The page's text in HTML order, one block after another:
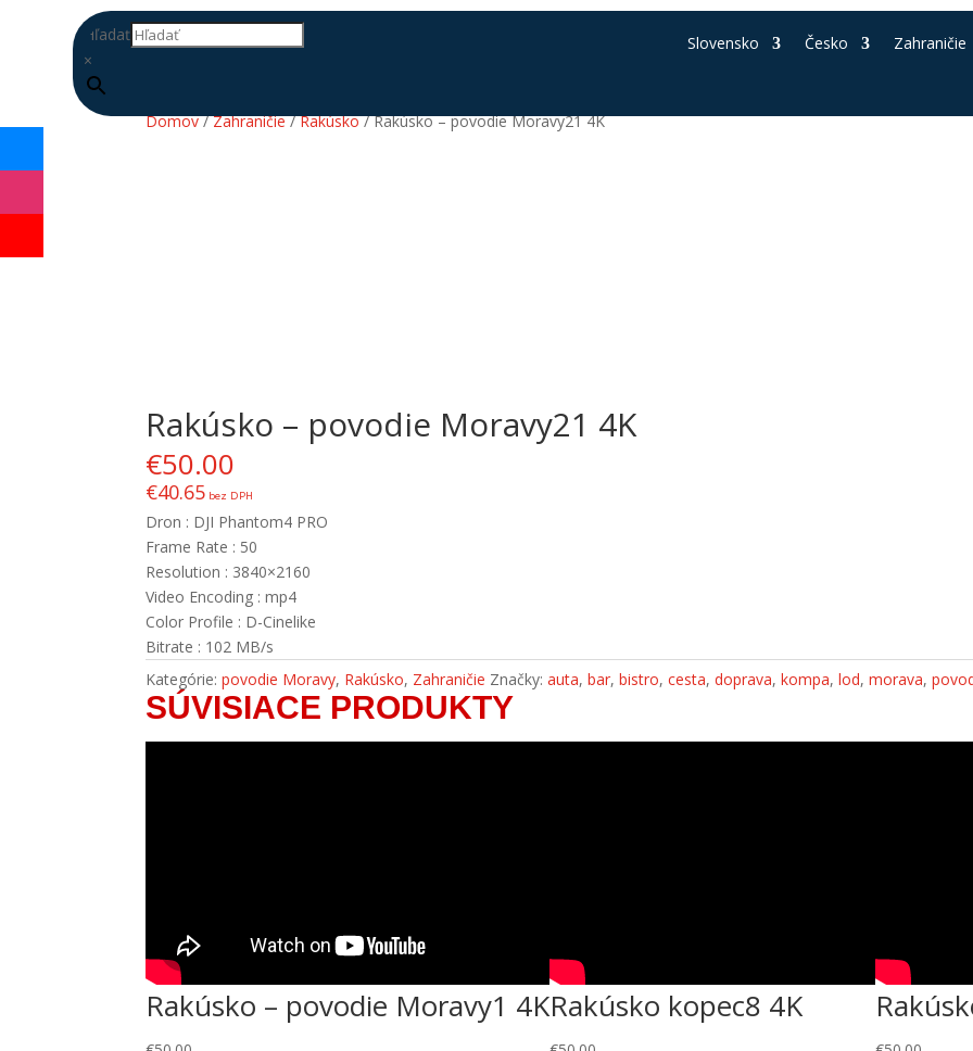
Hľadať
×
Slovensko Česko Zahraničie
Domov/Zahraničie/Rakúsko/ Rakúsko – povodie Moravy21 4K
Rakúsko – povodie Moravy21 4K
€50.00
€40.65 bez DPH
Dron : DJI Phantom4 PRO
Frame Rate : 50
Resolution : 3840×2160
Video Encoding : mp4
Color Profile : D-Cinelike
Bitrate : 102 MB/s
Kategórie:povodie Moravy, Rakúsko, Zahraničie Značky:auta,bar,bistro,cesta,doprava,kompa,lod,morava,
SÚVISIACE PRODUKTY
Rakúsko – povodie Moravy1 4KRakúsko kopec8 4K